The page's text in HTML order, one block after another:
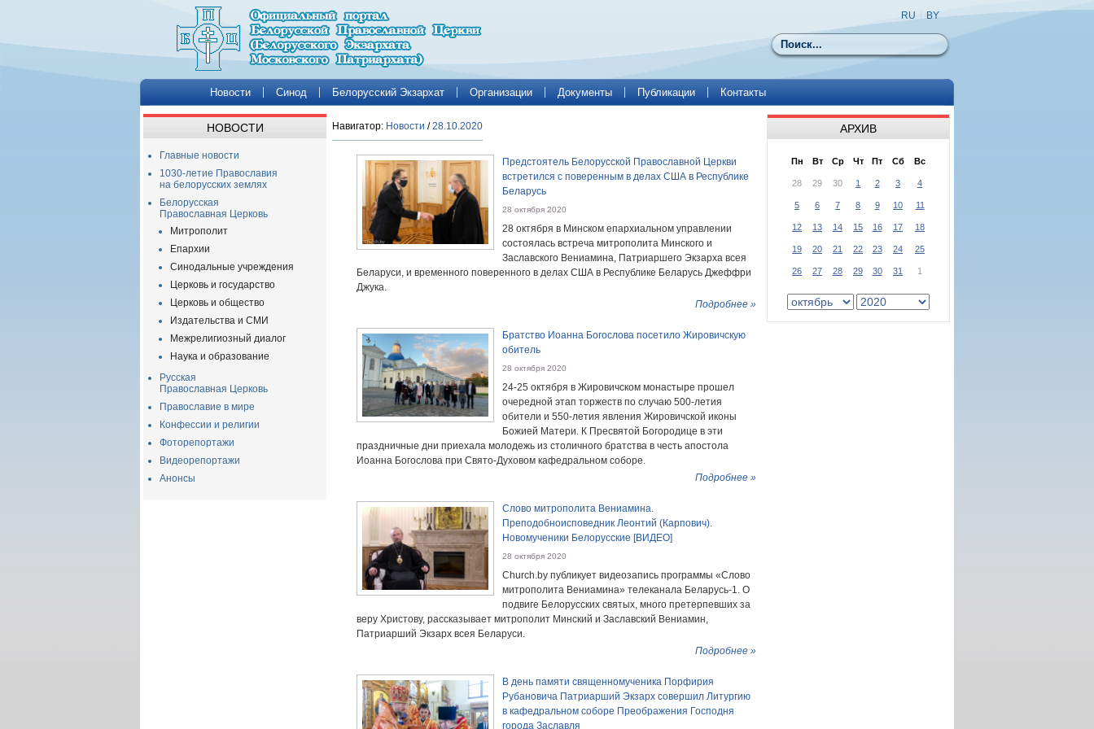
Поиск
RU BY
Новости Синод Белорусский Экзархат Организации Документы Публикации Контакты
НОВОСТИ
Главные новости
1030-летие Православия
на белорусских землях
Белорусская
Православная Церковь
Митрополит
Епархии
Синодальные учреждения
Церковь и государство
Церковь и общество
Издательства и СМИ
Межрелигиозный диалог
Наука и образование
Русская
Православная Церковь
Православие в мире
Конфессии и религии
Фоторепортажи
Видеорепортажи
Анонсы
Навигатор: Новости /28.10.2020
Предстоятель Белорусской Православной Церкви
встретился с поверенным в делах США в Республике
Беларусь
28 октября 2020
28 октября в Минском епархиальном управлении
состоялась встреча митрополита Минского и
Заславского Вениамина, Патриаршего Экзарха всея
Беларуси, и временного поверенного в делах США в Республике Беларусь Джеффри
Джука.
Подробнее »
Братство Иоанна Богослова посетило Жировичскую
обитель
28 октября 2020
24-25 октября в Жировичском монастыре прошел
очередной этап торжеств по случаю 500-летия
обители и 550-летия явления Жировичской иконы
Божией Матери. К Пресвятой Богородице в эти
праздничные дни приехала молодежь из столичного братства в честь апостола
Иоанна Богослова при Свято-Духовом кафедральном соборе.
Подробнее »
Слово митрополита Вениамина.
Преподобноисповедник Леонтий (Карпович).
Новомученики Белорусские [ВИДЕО]
28 октября 2020
Church.by публикует видеозапись программы «Слово
митрополита Вениамина» телеканала Беларусь-1. О
подвиге Белорусских святых, много претерпевших за
веру Христову, рассказывает митрополит Минский и Заславский Вениамин,
Патриарший Экзарх всея Беларуси.
Подробнее »
В день памяти священномученика Порфирия
Рубановича Патриарший Экзарх совершил Литургию
в кафедральном соборе Преображения Господня
города Заславля
АРХИВ
Пн Вт Ср Чт Пт Сб Вс
28 29 30 1 2 3 4
5 6 7 8 9 10 11
12 13 14 15 16 17 18
19 20 21 22 23 24 25
26 27 28 29 30 31 1